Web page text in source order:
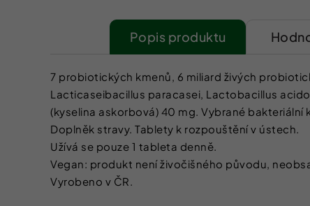
Popis
7 probiotických kmenů, 6 miliard živých
Lacticaseibacillus paracasei, Lactobacillus
(kyselina askorbová) 40 mg. Vybrané bakteriální
Doplněk stravy. Tablety k rozpouštění v ústech.
Užívá se pouze 1 tableta denně.
Vegan: produkt není živočišného původu,
Vyrobeno v ČR.